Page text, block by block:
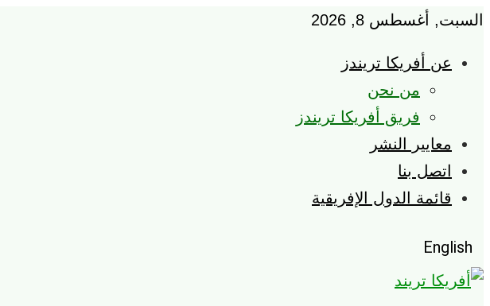
السبت, أغسطس 8, 2026
عن أفريكا تريندز
من نحن
فريق أفريكا تريندز
معايير النشر
اتصل بنا
قائمة الدول الإفريقية
English